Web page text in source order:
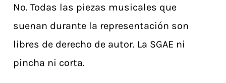
No. Todas las piezas musicales que
suenan durante la representación son
libres de derecho de autor. La SGAE ni
pincha ni corta.